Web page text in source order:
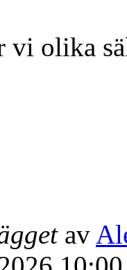
vi olika
av